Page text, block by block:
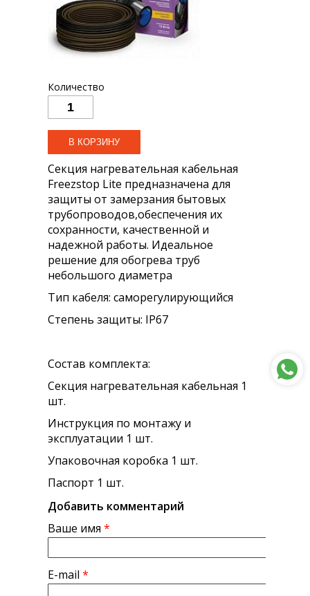
Количество
Секция нагревательная кабельная
Freezstop Lite предназначена для
защиты от замерзания бытовых
трубопроводов,обеспечения их
сохранности, качественной и
надежной работы. Идеальное
решение для обогрева труб
небольшого диаметра
Тип кабеля: саморегулирующийся
Степень защиты: IP67
Состав комплекта:
Секция нагревательная кабельная 1
шт.
Инструкция по монтажу и
эксплуатации 1 шт.
Упаковочная коробка 1 шт.
Паспорт 1 шт.
Добавить комментарий
Ваше имя *
E-mail *